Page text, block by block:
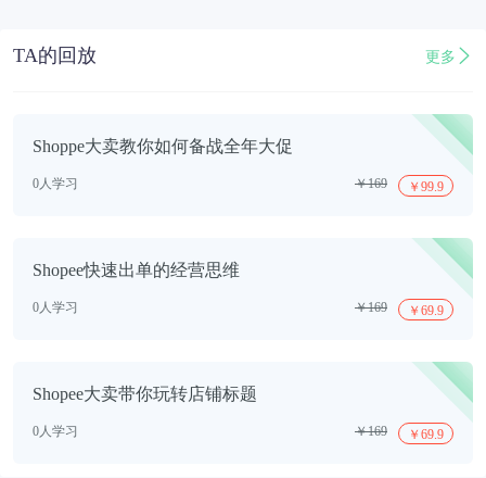
TA的回放 更多
Shoppe大卖教你如何备战全年大促
0人学习 ￥99.9
￥169
Shopee快速出单的经营思维
0人学习 ￥69.9
￥169
Shopee大卖带你玩转店铺标题
0人学习 ￥69.9
￥169